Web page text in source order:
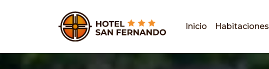
Inicio Habitaciones